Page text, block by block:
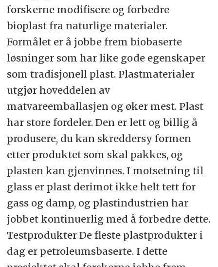
forskerne modifisere og forbedre
bioplast fra naturlige materialer.
Formålet er å jobbe frem biobaserte
løsninger som har like gode egenskaper
som tradisjonell plast. Plastmaterialer
utgjør hoveddelen av
matvareemballasjen og øker mest. Plast
har store fordeler. Den er lett og billig å
produsere, du kan skreddersy formen
etter produktet som skal pakkes, og
plasten kan gjenvinnes. I motsetning til
glass er plast derimot ikke helt tett for
gass og damp, og plastindustrien har
jobbet kontinuerlig med å forbedre dette.
Testprodukter De fleste plastprodukter i
dag er petroleumsbaserte. I dette